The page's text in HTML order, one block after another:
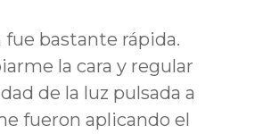
fue bastante rápida.
la cara y regular
de la luz pulsada a
fueron aplicando el